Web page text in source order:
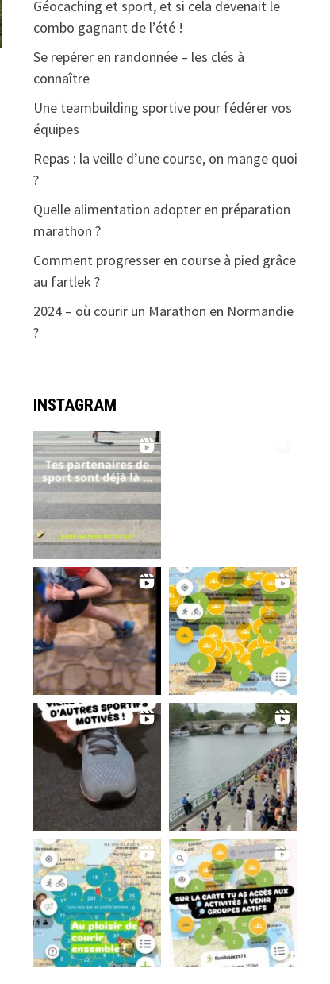
Géocaching et sport, et si cela devenait le
combo gagnant de l’été !
Se repérer en randonnée – les clés à
connaître
Une teambuilding sportive pour fédérer vos
équipes
Repas : la veille d’une course, on mange quoi
?
Quelle alimentation adopter en préparation
marathon ?
Comment progresser en course à pied grâce
au fartlek ?
2024 – où courir un Marathon en Normandie
?
INSTAGRAM